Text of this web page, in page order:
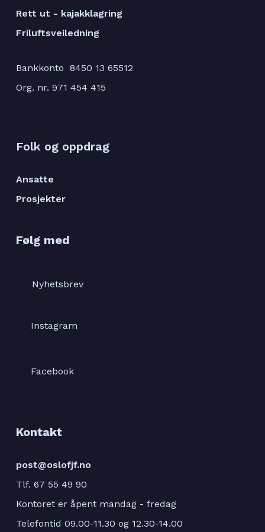
Rett ut - kajakklagring
Friluftsveiledning
Bankkonto 8450 13 65512
Org. nr. 971 454 415
Folk og oppdrag
Ansatte
Prosjekter
Følg med
Nyhetsbrev
Instagram
Facebook
Kontakt
post@oslofjf.no
Tlf. 67 55 49 90
Kontoret er åpent mandag - fredag
Telefontid 09.00-11.30 og 12.30-14.00